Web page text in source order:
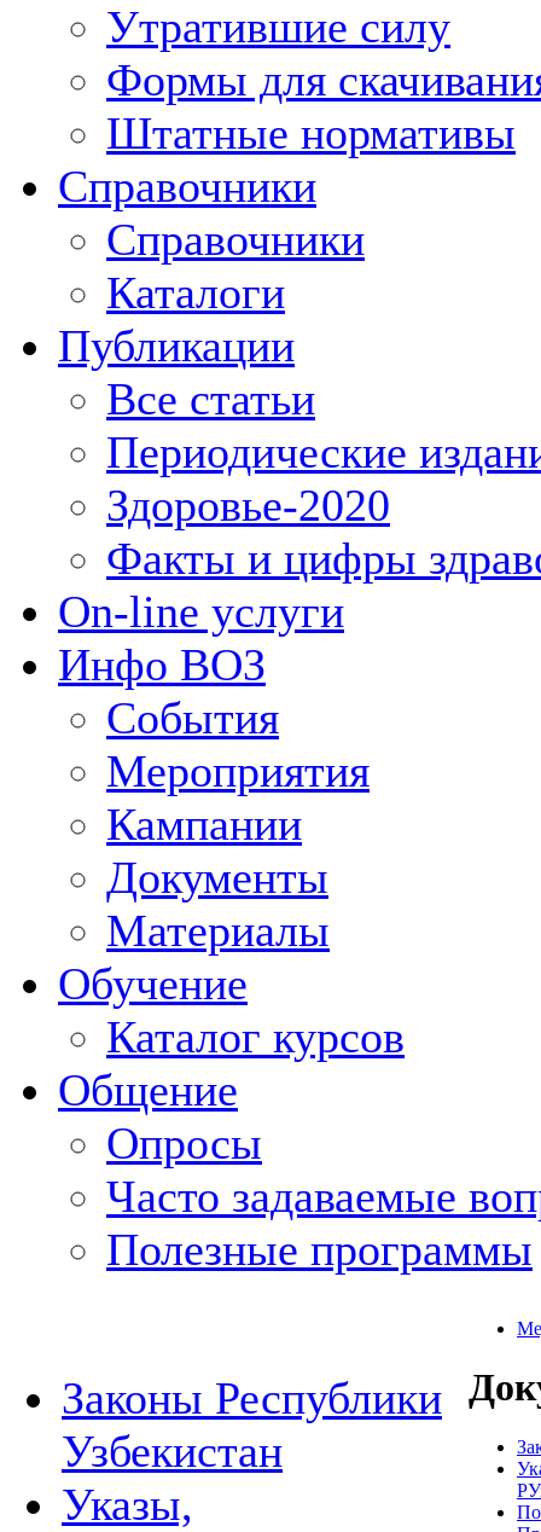
Утратившие силу
Формы для
Штатные нормативы
Справочники
Справочники
Каталоги
Публикации
Все статьи
Периодические
Здоровье-2020
Факты и цифры
On-line услуги
Инфо ВОЗ
События
Мероприятия
Кампании
Документы
Материалы
Обучение
Каталог курсов
Общение
Опросы
Часто задаваемые
Полезные программы
Законы Республики
Узбекистан
Указы,